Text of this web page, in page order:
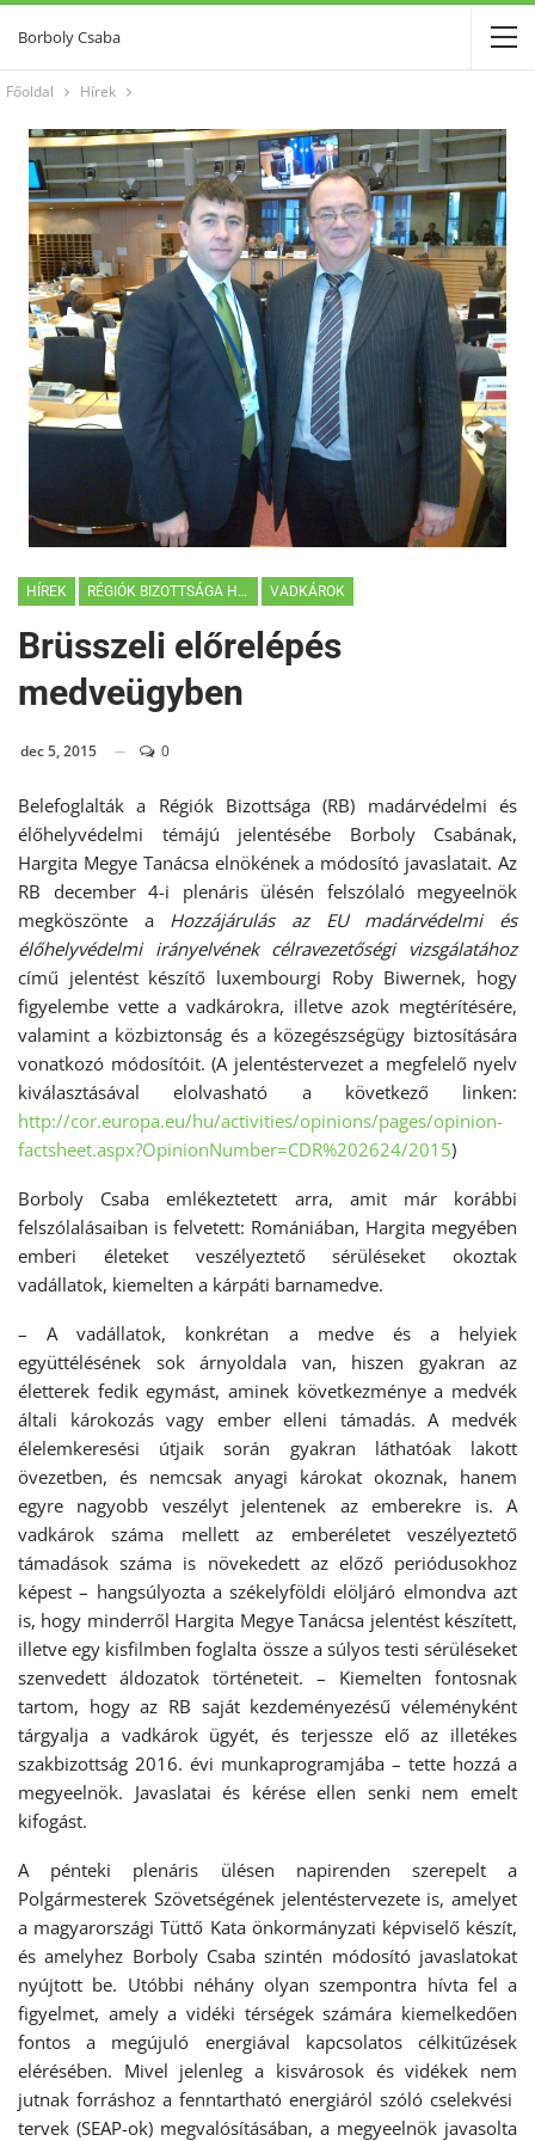
Borboly Csaba
Főoldal Hírek
HÍREK RÉGIÓK BIZOTTSÁGA HÍREK VADKÁROK
Brüsszeli előrelépés
medveügyben
dec 5, 2015 0
Belefoglalták a Régiók Bizottsága (RB) madárvédelmi és
élőhelyvédelmi témájú jelentésébe Borboly Csabának,
Hargita Megye Tanácsa elnökének a módosító javaslatait. Az
RB december 4-i plenáris ülésén felszólaló megyeelnök
megköszönte a Hozzájárulás az EU madárvédelmi és
élőhelyvédelmi irányelvének célravezetőségi vizsgálatához
című jelentést készítő luxembourgi Roby Biwernek, hogy
figyelembe vette a vadkárokra, illetve azok megtérítésére,
valamint a közbiztonság és a közegészségügy biztosítására
vonatkozó módosítóit. (A jelentéstervezet a megfelelő nyelv
kiválasztásával elolvasható a következő linken:
http://cor.europa.eu/hu/activities/opinions/pages/opinion-
factsheet.aspx?OpinionNumber=CDR%202624/2015)
Borboly Csaba emlékeztetett arra, amit már korábbi
felszólalásaiban is felvetett: Romániában, Hargita megyében
emberi életeket veszélyeztető sérüléseket okoztak
vadállatok, kiemelten a kárpáti barnamedve.
– A vadállatok, konkrétan a medve és a helyiek
együttélésének sok árnyoldala van, hiszen gyakran az
életterek fedik egymást, aminek következménye a medvék
általi károkozás vagy ember elleni támadás. A medvék
élelemkeresési útjaik során gyakran láthatóak lakott
övezetben, és nemcsak anyagi károkat okoznak, hanem
egyre nagyobb veszélyt jelentenek az emberekre is. A
vadkárok száma mellett az emberéletet veszélyeztető
támadások száma is növekedett az előző periódusokhoz
képest – hangsúlyozta a székelyföldi elöljáró elmondva azt
is, hogy minderről Hargita Megye Tanácsa jelentést készített,
illetve egy kisfilmben foglalta össze a súlyos testi sérüléseket
szenvedett áldozatok történeteit. – Kiemelten fontosnak
tartom, hogy az RB saját kezdeményezésű véleményként
tárgyalja a vadkárok ügyét, és terjessze elő az illetékes
szakbizottság 2016. évi munkaprogramjába – tette hozzá a
megyeelnök. Javaslatai és kérése ellen senki nem emelt
kifogást.
A pénteki plenáris ülésen napirenden szerepelt a
Polgármesterek Szövetségének jelentéstervezete is, amelyet
a magyarországi Tüttő Kata önkormányzati képviselő készít,
és amelyhez Borboly Csaba szintén módosító javaslatokat
nyújtott be. Utóbbi néhány olyan szempontra hívta fel a
figyelmet, amely a vidéki térségek számára kiemelkedően
fontos a megújuló energiával kapcsolatos célkitűzések
elérésében. Mivel jelenleg a kisvárosok és vidékek nem
jutnak forráshoz a fenntartható energiáról szóló cselekvési
tervek (SEAP-ok) megvalósításában, a megyeelnök javasolta